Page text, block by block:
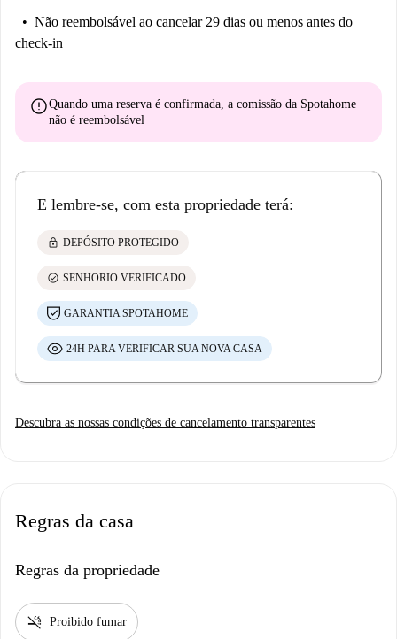
Não reembolsável ao cancelar 29 dias ou menos antes do
check-in
errorQuando uma reserva é confirmada, a comissão da Spotahome
não é reembolsável
E lembre-se, com esta propriedade terá:
lock DEPÓSITO PROTEGIDO
check_circle SENHORIO VERIFICADO
GARANTIA SPOTAHOME
24H PARA VERIFICAR SUA NOVA CASA
Descubra as nossas condições de cancelamento transparentes
Regras da casa
Regras da propriedade
smoke_free Proibido fumar